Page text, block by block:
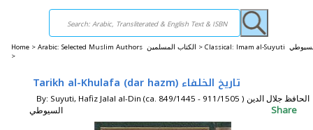
Home > Arabic: Selected Muslim Authors الكتاب المسلمين > Classical: Imam al-Suyuti السيوطي
>
Tarikh al-Khulafa (dar hazm) تاريخ الخلفاء
By: Suyuti, Hafiz Jalal al-Din (ca. 849/1445 - 911/1505 ) الحافظ جلال الدين
السيوطي
Share